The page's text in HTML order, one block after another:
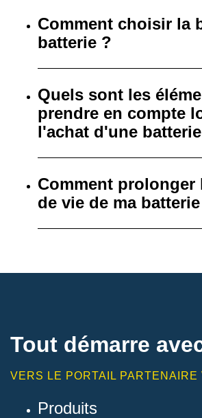
Comment choisir la
batterie ?
Quels sont les
prendre en compte
l'achat d'une
Comment prolonger
de vie de ma
Tout démarre
VERS LE PORTAIL PARTENAIRE
Produits